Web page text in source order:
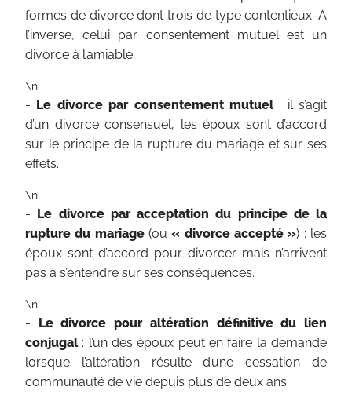
formes de divorce dont trois de type contentieux. A
l’inverse, celui par consentement mutuel est un
divorce à l’amiable.
\n
- Le divorce par consentement mutuel: il s’agit
d’un divorce consensuel, les époux sont d’accord
sur le principe de la rupture du mariage et sur ses
effets.
\n
- Le divorce par acceptation du principe de la
rupture du mariage(ou« divorce accepté ») : les
époux sont d’accord pour divorcer mais n’arrivent
pas à s’entendre sur ses conséquences.
\n
- Le divorce pour altération définitive du lien
conjugal: l’un des époux peut en faire la demande
lorsque l’altération résulte d’une cessation de
communauté de vie depuis plus de deux ans.